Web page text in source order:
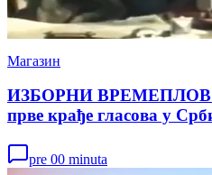
Магазин
ИЗБОРНИ ВРЕМЕПЛОВ:
прве крађе гласова у
pre 00 minuta